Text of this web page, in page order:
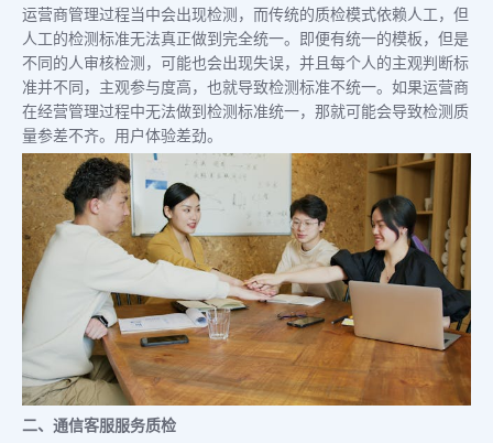
运营商管理过程当中会出现检测，而传统的质检模式依赖人工，但
人工的检测标准无法真正做到完全统一。即便有统一的模板，但是
不同的人审核检测，可能也会出现失误，并且每个人的主观判断标
准并不同，主观参与度高，也就导致检测标准不统一。如果运营商
在经营管理过程中无法做到检测标准统一，那就可能会导致检测质
量参差不齐。用户体验差劲。
二、通信客服服务质检